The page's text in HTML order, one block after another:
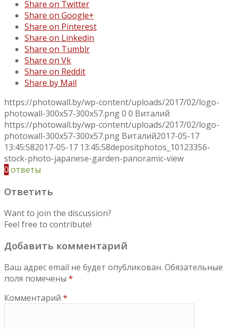
Share on Twitter
Share on Google+
Share on Pinterest
Share on Linkedin
Share on Tumblr
Share on Vk
Share on Reddit
Share by Mail
https://photowall.by/wp-content/uploads/2017/02/logo-
photowall-300x57-300x57.png0 0 Виталий
https://photowall.by/wp-content/uploads/2017/02/logo-
photowall-300x57-300x57.png Виталий2017-05-17
13:45:582017-05-17 13:45:58depositphotos_10123356-
stock-photo-japanese-garden-panoramic-view
0 ответы
Ответить
Want to join the discussion?
Feel free to contribute!
Добавить комментарий
Ваш адрес email не будет опубликован. Обязательные
поля помечены *
Комментарий *